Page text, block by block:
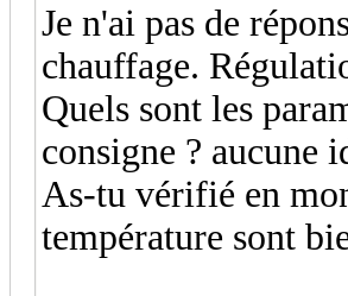
Je n'ai pas de
chauffage.
Quels sont les
consigne ? aucune
As-tu vérifié en
température sont